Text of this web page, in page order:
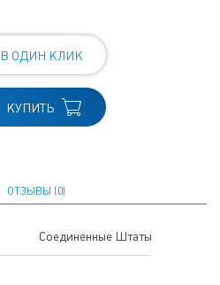
В ОДИН КЛИК
КУПИТЬ
ОТЗЫВЫ (0)
Соединенные Штаты